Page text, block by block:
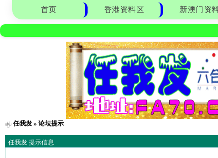
首页 香港资料区 新澳门资
任我发» 论坛提示
任我发 提示信息